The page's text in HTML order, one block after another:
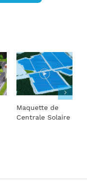
Maquette de
Centrale Solaire